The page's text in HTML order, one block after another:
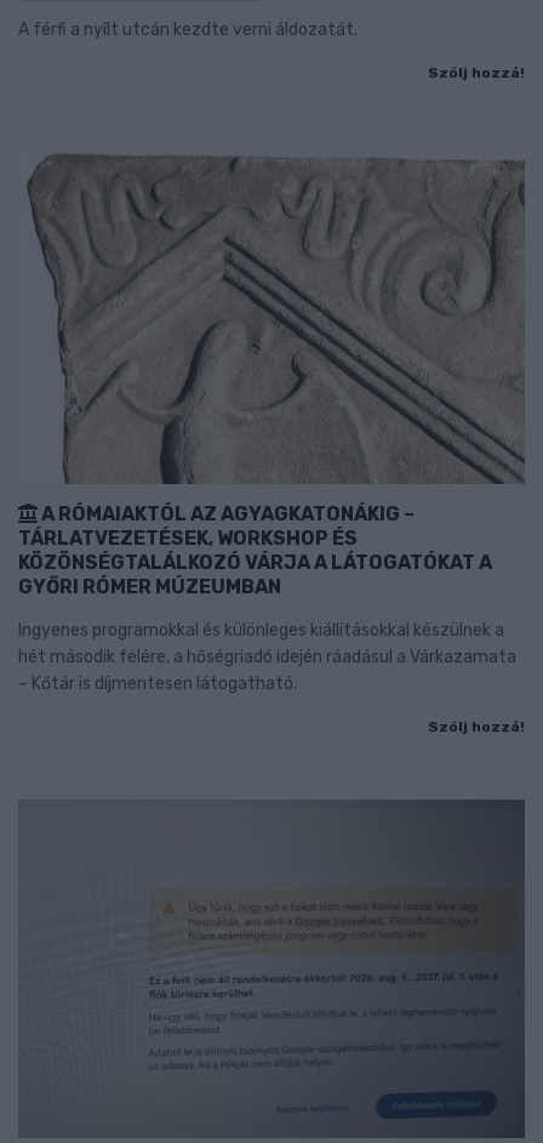
A férfi a nyílt utcán kezdte verni áldozatát.
Szólj hozzá!
A RÓMAIAKTÓL AZ AGYAGKATONÁKIG –
TÁRLATVEZETÉSEK, WORKSHOP ÉS
KÖZÖNSÉGTALÁLKOZÓ VÁRJA A LÁTOGATÓKAT A
GYŐRI RÓMER MÚZEUMBAN
Ingyenes programokkal és különleges kiállításokkal készülnek a
hét második felére, a hőségriadó idején ráadásul a Várkazamata
– Kőtár is díjmentesen látogatható.
Szólj hozzá!